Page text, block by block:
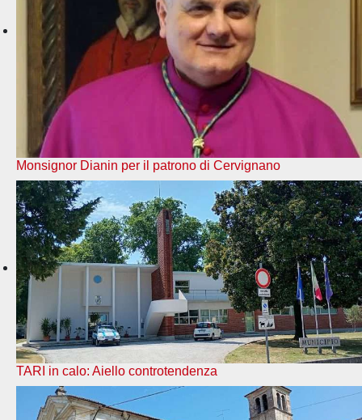
Monsignor Dianin per il patrono di Cervignano
TARI in calo: Aiello controtendenza